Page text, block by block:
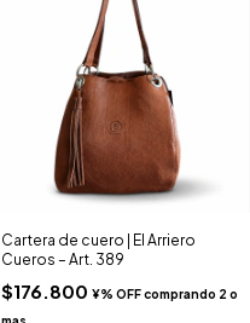
Cartera de cuero | El Arriero
Cueros – Art. 389
$176.800